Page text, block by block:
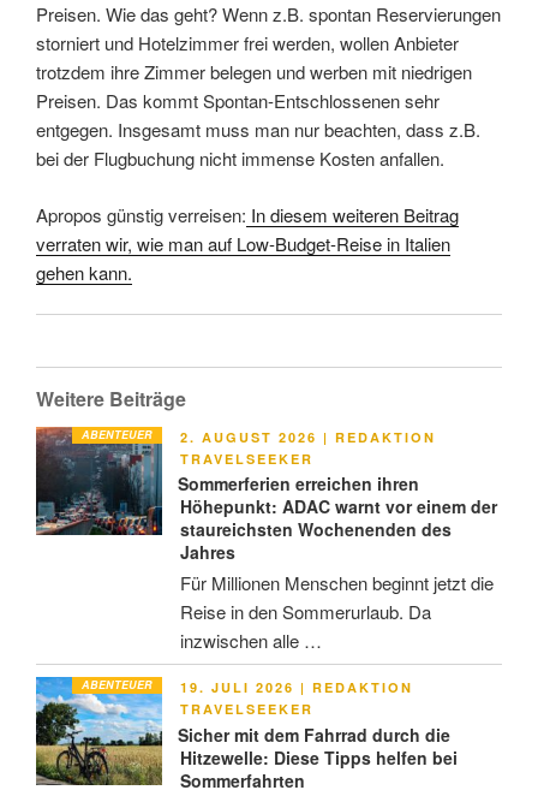
Preisen. Wie das geht? Wenn z.B. spontan Reservierungen
storniert und Hotelzimmer frei werden, wollen Anbieter
trotzdem ihre Zimmer belegen und werben mit niedrigen
Preisen. Das kommt Spontan-Entschlossenen sehr
entgegen. Insgesamt muss man nur beachten, dass z.B.
bei der Flugbuchung nicht immense Kosten anfallen.
Apropos günstig verreisen: In diesem weiteren Beitrag
verraten wir, wie man auf Low-Budget-Reise in Italien
gehen kann.
Weitere Beiträge
ABENTEUER
VERÖFFENTLICHT
AM
2. AUGUST 2026 | REDAKTION
TRAVELSEEKER
Sommerferien erreichen ihren
Höhepunkt: ADAC warnt vor einem der
staureichsten Wochenenden des
Jahres
Für Millionen Menschen beginnt jetzt die
Reise in den Sommerurlaub. Da
inzwischen alle …
ABENTEUER
VERÖFFENTLICHT
AM
19. JULI 2026 | REDAKTION
TRAVELSEEKER
Sicher mit dem Fahrrad durch die
Hitzewelle: Diese Tipps helfen bei
Sommerfahrten